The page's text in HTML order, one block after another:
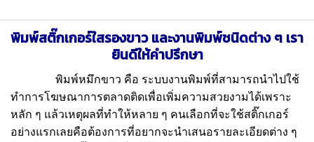
พิมพ์สติ๊กเกอร์ใสรองขาว และงานพิมพ์ชนิดต่าง ๆ เรา
ยินดีให้คำปรึกษา
พิมพ์หมึกขาว คือ ระบบงานพิมพ์ที่สามารถนำไปใช้
ทำการโฆษณาการตลาดติดเพื่อเพิ่มความสวยงามได้เพราะ
หลัก ๆ แล้วเหตุผลที่ทำให้หลาย ๆ คนเลือกที่จะใช้สติ๊กเกอร์
อย่างแรกเลยคือต้องการที่อยากจะนำเสนอรายละเอียดต่าง ๆ